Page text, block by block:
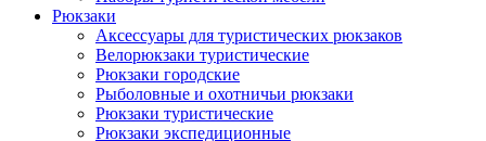
Рюкзаки
Аксессуары для туристических рюкзаков
Велорюкзаки туристические
Рюкзаки городские
Рыболовные и охотничьи рюкзаки
Рюкзаки туристические
Рюкзаки экспедиционные